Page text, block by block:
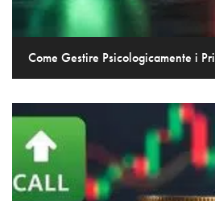
Come Gestire Psicologicamente i